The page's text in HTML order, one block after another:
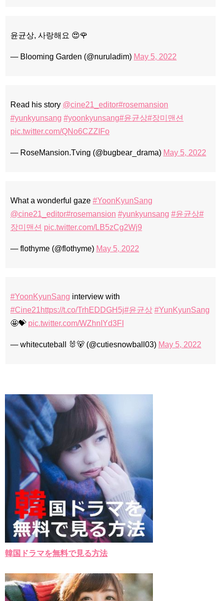
윤균상, 사랑해요 😍🌹
— Blooming Garden (@nuruladim) May 5, 2022
Read his story @cine21_editor#rosemansion
#yunkyunsang #yoonkyunsang#윤균상#장미맨션
pic.twitter.com/QNo6CZZIFo
— RoseMansion.Tving (@bugbear_drama) May 5, 2022
What a wonderful gaze #YoonKyunSang
@cine21_editor#rosemansion #yunkyunsang #윤균상#
장미맨션 pic.twitter.com/LB5zCg2Wj9
— flothyme (@flothyme) May 5, 2022
#YoonKyunSang interview with
#Cine21https://t.co/TrhEDDGH5j#윤균상 #YunKyunSang
🤩💝 pic.twitter.com/WZhnIYd3FI
— whitecuteball 🐰🐻 (@cutiesnowball03) May 5, 2022
韓国ドラマを無料で見る方法